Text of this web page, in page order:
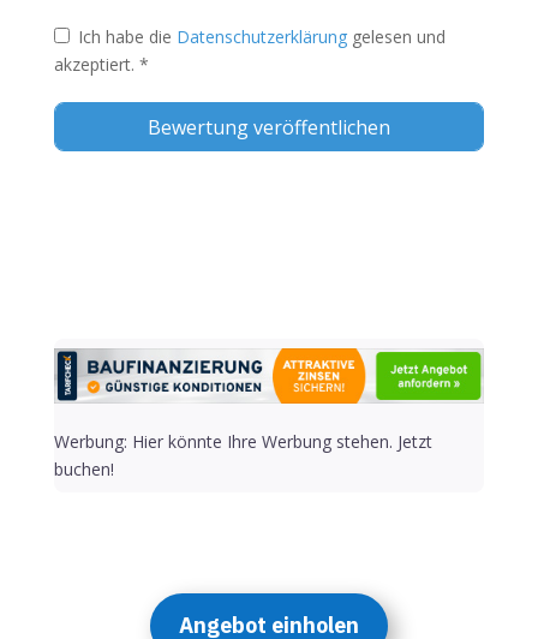
Ich habe die Datenschutzerklärung gelesen und
akzeptiert. *
Werbung: Hier könnte Ihre Werbung stehen. Jetzt
buchen!
Angebot einholen